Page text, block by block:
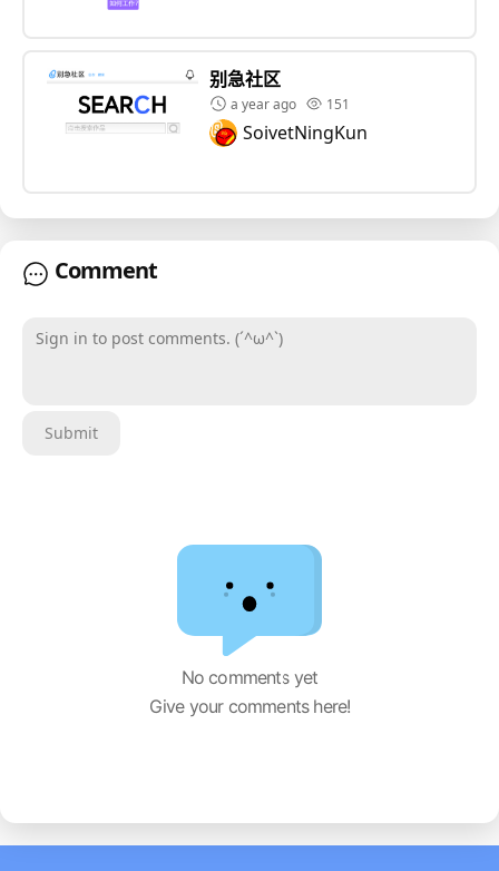
别急社区
a year ago 151
SoivetNingKun
Comment
Submit
No comments yet
Give your comments here!